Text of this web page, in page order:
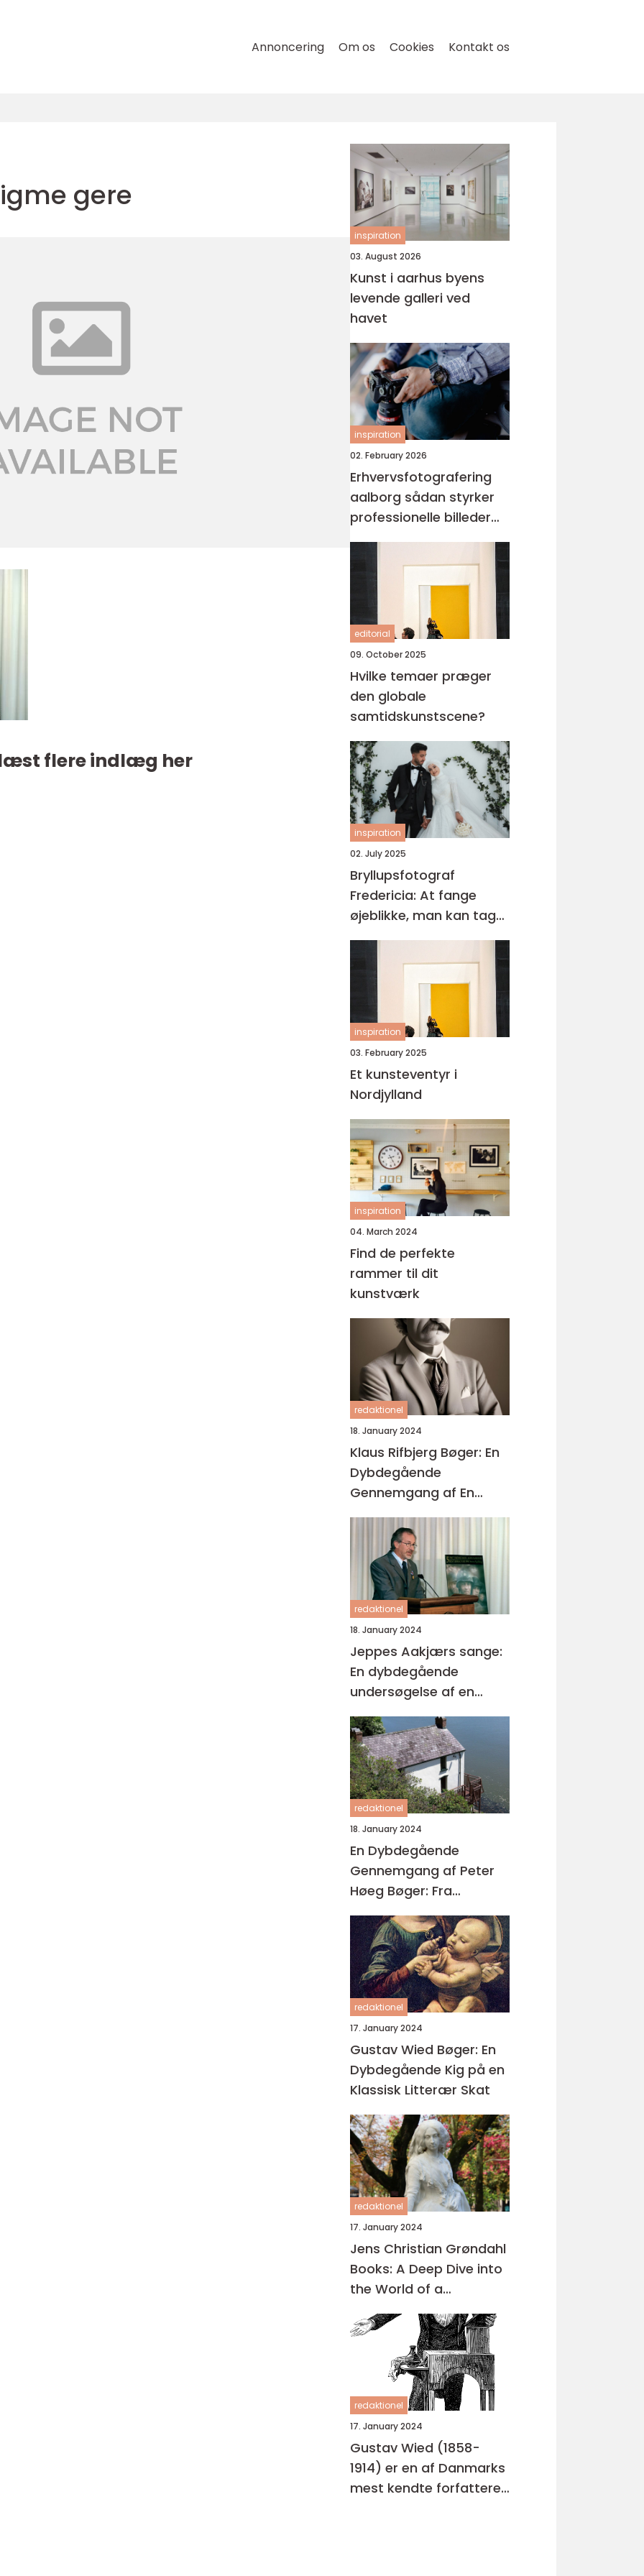
Annoncering Om os Cookies Kontakt os
gere
flere indlæg her
inspiration
03. August 2026
Kunst i aarhus byens
levende galleri ved
havet
inspiration
02. February 2026
Erhvervsfotografering
aalborg sådan styrker
professionelle billeder
din virksomhed
editorial
09. October 2025
Hvilke temaer præger
den globale
samtidskunstscene?
inspiration
02. July 2025
Bryllupsfotograf
Fredericia: At fange
øjeblikke, man kan tage
med sig for evigt
inspiration
03. February 2025
Et kunsteventyr i
Nordjylland
inspiration
04. March 2024
Find de perfekte
rammer til dit
kunstværk
redaktionel
18. January 2024
Klaus Rifbjerg Bøger: En
Dybdegående
Gennemgang af En
Legendarisk Forfatters
Litterære Værker
redaktionel
18. January 2024
Jeppes Aakjærs sange:
En dybdegående
undersøgelse af en
dansk poet
redaktionel
18. January 2024
En Dybdegående
Gennemgang af Peter
Høeg Bøger: Fra
Mysterier til
Eksistentialisme
redaktionel
17. January 2024
Gustav Wied Bøger: En
Dybdegående Kig på en
Klassisk Litterær Skat
redaktionel
17. January 2024
Jens Christian Grøndahl
Books: A Deep Dive into
the World of a
Renowned Author
redaktionel
17. January 2024
Gustav Wied (1858-
1914) er en af Danmarks
mest kendte forfattere